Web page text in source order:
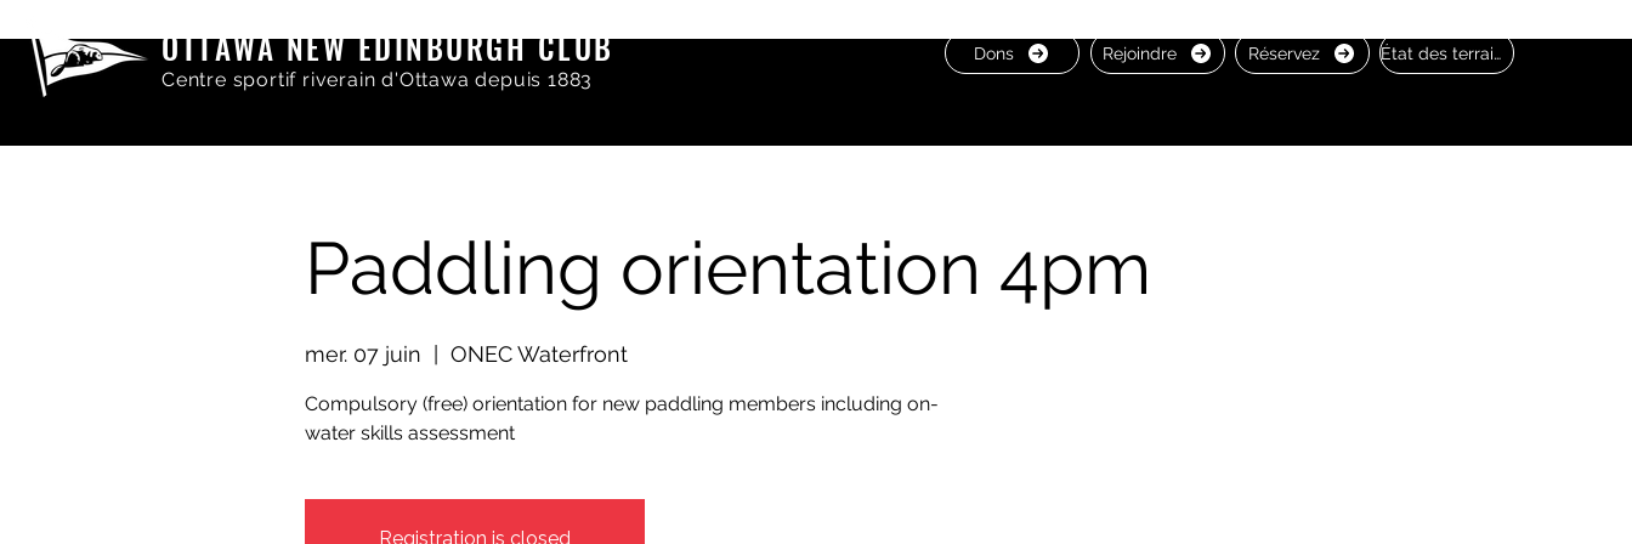
OTTAWA NEW EDINBURGH CLUB
Centre sportif riverain d'Ottawa depuis 1883
Dons Rejoindre Réservez État des terrains
Paddling orientation 4pm
mer. 07 juin ONEC Waterfront
Compulsory (free) orientation for new paddling members including on-
water skills assessment
Registration is closed